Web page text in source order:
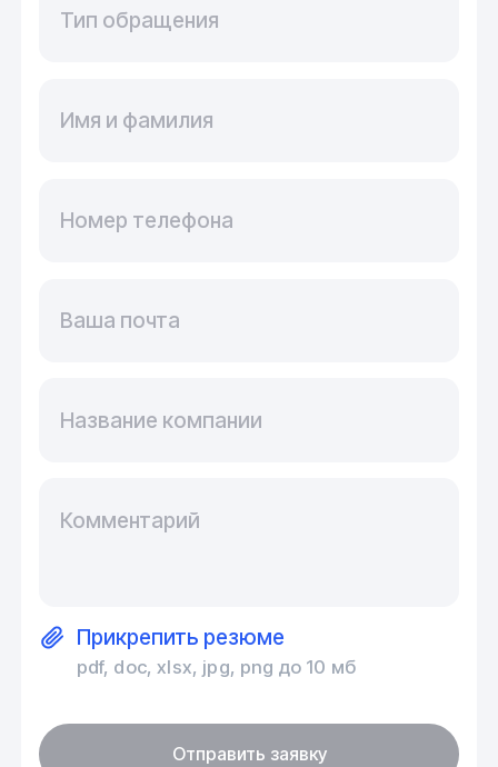
Тип обращения
Имя и фамилия
Номер телефона
Ваша почта
Название компании
Комментарий
Прикрепить резюме
pdf, doc, xlsx, jpg, png до 10 мб
Отправить заявку